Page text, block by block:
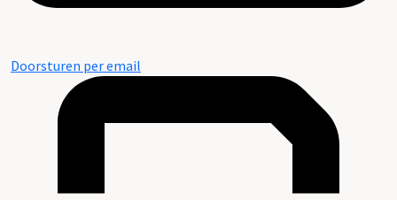
Doorsturen per email